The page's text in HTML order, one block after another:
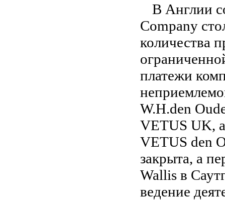
В Англии
Company
количества
платежи
W.H.den
VETUS UK,
VETUS den
закрыта, а
Wallis в
ведение